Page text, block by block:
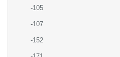
-105
-107
-152